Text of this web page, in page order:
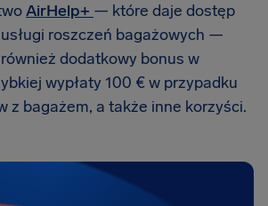
AirHelp+ — które daje dostęp
roszczeń bagażowych —
dodatkowy bonus w
wypłaty 100 € w przypadku
z bagażem, a także inne korzyści.